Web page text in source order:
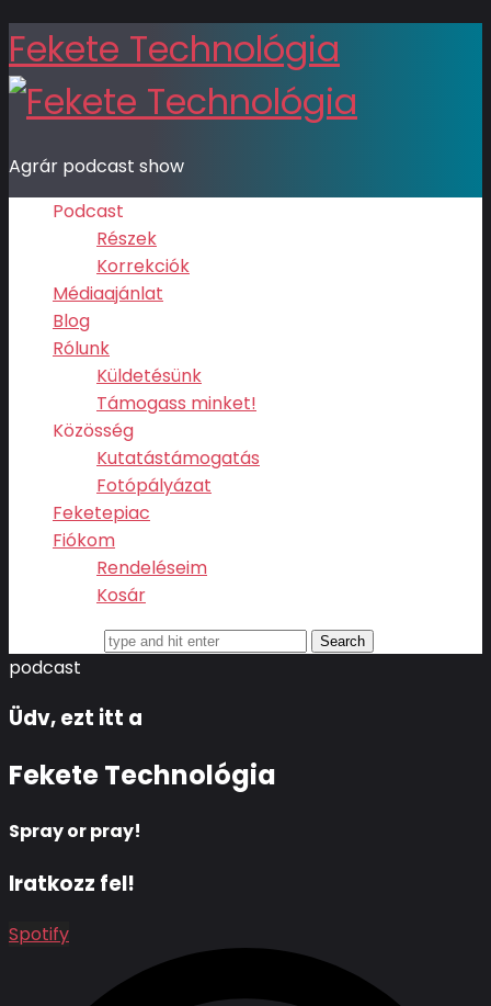
Fekete Technológia
Agrár podcast show
Podcast
Részek
Korrekciók
Médiaajánlat
Blog
Rólunk
Küldetésünk
Támogass minket!
Közösség
Kutatástámogatás
Fotópályázat
Feketepiac
Fiókom
Rendeléseim
Kosár
podcast
Üdv, ezt itt a
Fekete Technológia
Spray or pray!
Iratkozz fel!
Spotify